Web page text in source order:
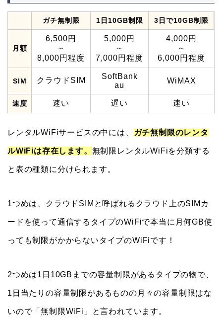
ガチ無制限 1日10GB制限 3日で10GB制限
月額
6,500円
~
8,000円程度
5,000円
~
7,000円程度
4,000円
~
6,000円程度
SIM クラウドSIM
SoftBank
au
WiMAX
速度 速い 遅い 速い
レンタルWiFiサービスの中には、 ガチ無制限のレンタ
ルWiFiは存在します。 無制限レンタルWiFiを分類する
と表の種類に分けられます。
1つめは、クラウドSIMと呼ばれるクラウド上のSIMカ
ードを使って通信するタイプのWiFiで本当に月何GB使
っても制限がかからないタイプのWiFiです！
2つめは1日10GBまでの容量制限があるタイプの物で、
1日当たりの容量制限があるものの月々の容量制限はな
いので「無制限WiFi」と言われています。